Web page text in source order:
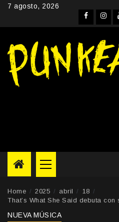
Skip7 agosto, 2026
Primary
Menu
Home 2025 abril
18
That’s What She Said debuta con
NUEVA MÚSICA